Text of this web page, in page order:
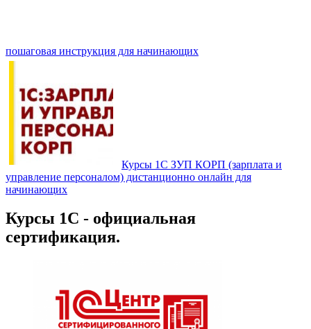
пошаговая инструкция для начинающих
Курсы 1С ЗУП КОРП (зарплата и
управление персоналом) дистанционно онлайн для
начинающих
Курсы 1С - официальная
сертификация.